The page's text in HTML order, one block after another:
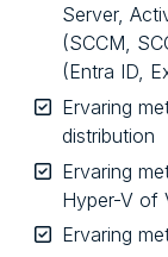
Server,
(SCCM,
(Entra ID,
Ervaring
distribution
Ervaring
Hyper-V of
Ervaring